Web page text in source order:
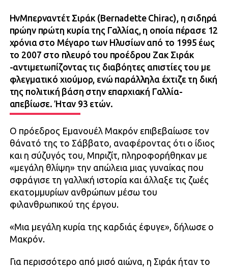
ΗvΜπερναντέτ Σιράκ (Bernadette Chirac), η σιδηρά
πρώην πρώτη κυρία της Γαλλίας, η οποία πέρασε 12
χρόνια στο Μέγαρο των Ηλυσίων από το 1995 έως
το 2007 στο πλευρό του προέδρου Ζακ Σιράκ
-αντιμετωπίζοντας τις διαβόητες απιστίες του με
φλεγματικό χιούμορ, ενώ παράλληλα έχτιζε τη δική
της πολιτική βάση στην επαρχιακή Γαλλία-
απεβίωσε. Ήταν 93 ετών.
Ο πρόεδρος Εμανουέλ Μακρόν επιβεβαίωσε τον
θάνατό της το Σάββατο, αναφέροντας ότι ο ίδιος
και η σύζυγός του, Μπριζίτ, πληροφορήθηκαν με
«μεγάλη θλίψη» την απώλεια μιας γυναίκας που
σφράγισε τη γαλλική ιστορία και άλλαξε τις ζωές
εκατομμυρίων ανθρώπων μέσω του
φιλανθρωπικού της έργου.
«Μια μεγάλη κυρία της καρδιάς έφυγε», δήλωσε ο
Μακρόν.
Για περισσότερο από μισό αιώνα, η Σιράκ ήταν το